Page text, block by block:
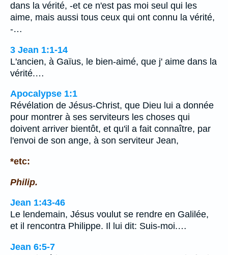
dans la vérité, -et ce n'est pas moi seul qui les
aime, mais aussi tous ceux qui ont connu la vérité,
-…
3 Jean 1:1-14
L'ancien, à Gaïus, le bien-aimé, que j' aime dans la
vérité.…
Apocalypse 1:1
Révélation de Jésus-Christ, que Dieu lui a donnée
pour montrer à ses serviteurs les choses qui
doivent arriver bientôt, et qu'il a fait connaître, par
l'envoi de son ange, à son serviteur Jean,
*etc:
Philip.
Jean 1:43-46
Le lendemain, Jésus voulut se rendre en Galilée,
et il rencontra Philippe. Il lui dit: Suis-moi.…
Jean 6:5-7